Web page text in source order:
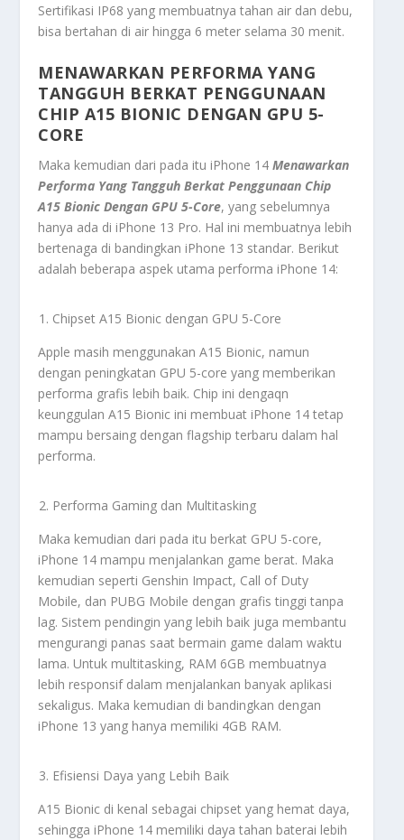
Sertifikasi IP68 yang membuatnya tahan air dan debu,
bisa bertahan di air hingga 6 meter selama 30 menit.
MENAWARKAN PERFORMA YANG
TANGGUH BERKAT PENGGUNAAN
CHIP A15 BIONIC DENGAN GPU 5-
CORE
Maka kemudian dari pada itu iPhone 14Menawarkan
Performa Yang Tangguh Berkat Penggunaan Chip
A15 Bionic Dengan GPU 5-Core, yang sebelumnya
hanya ada di iPhone 13 Pro. Hal ini membuatnya lebih
bertenaga di bandingkan iPhone 13 standar. Berikut
adalah beberapa aspek utama performa iPhone 14:
Chipset A15 Bionic dengan GPU 5-Core
Apple masih menggunakan A15 Bionic, namun
dengan peningkatan GPU 5-core yang memberikan
performa grafis lebih baik. Chip ini dengaqn
keunggulan A15 Bionic ini membuat iPhone 14 tetap
mampu bersaing dengan flagship terbaru dalam hal
performa.
Performa Gaming dan Multitasking
Maka kemudian dari pada itu berkat GPU 5-core,
iPhone 14 mampu menjalankan game berat. Maka
kemudian seperti Genshin Impact, Call of Duty
Mobile, dan PUBG Mobile dengan grafis tinggi tanpa
lag. Sistem pendingin yang lebih baik juga membantu
mengurangi panas saat bermain game dalam waktu
lama. Untuk multitasking, RAM 6GB membuatnya
lebih responsif dalam menjalankan banyak aplikasi
sekaligus. Maka kemudian di bandingkan dengan
iPhone 13 yang hanya memiliki 4GB RAM.
Efisiensi Daya yang Lebih Baik
A15 Bionic di kenal sebagai chipset yang hemat daya,
sehingga iPhone 14 memiliki daya tahan baterai lebih